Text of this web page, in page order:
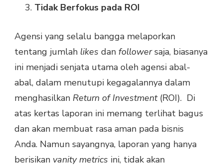
Tidak Berfokus pada ROI
Agensi yang selalu bangga melaporkan
tentang jumlah likes dan followersaja, biasanya
ini menjadi senjata utama oleh agensi abal-
abal, dalam menutupi kegagalannya dalam
menghasilkan Return of Investment (ROI). Di
atas kertas laporan ini memang terlihat bagus
dan akan membuat rasa aman pada bisnis
Anda. Namun sayangnya, laporan yang hanya
berisikan vanity metrics ini, tidak akan